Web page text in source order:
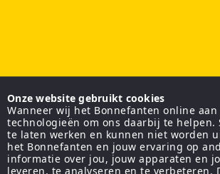
Onze website gebruikt cookies
Wanneer wij het Bonnefanten online
technologieën om ons daarbij te helpen.
te laten werken en kunnen niet worden
het Bonnefanten en jouw ervaring op
informatie over jou, jouw apparaten en
leveren, te analyseren en te